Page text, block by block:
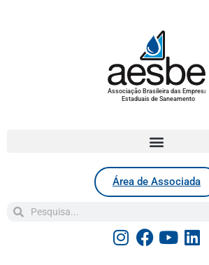
Associação Brasileira das Empresas
Estaduais de Saneamento
Área de Associada